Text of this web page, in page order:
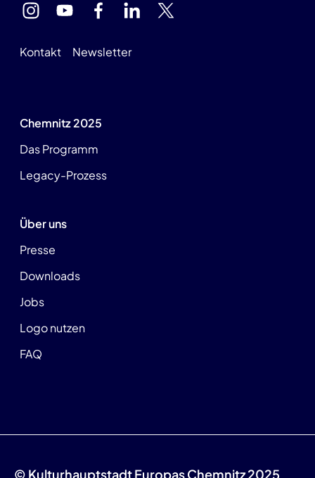
Kontakt Newsletter
Chemnitz 2025
Das Programm
Legacy-Prozess
Über uns
Presse
Downloads
Jobs
Logo nutzen
FAQ
© Kulturhauptstadt Europas Chemnitz 2025